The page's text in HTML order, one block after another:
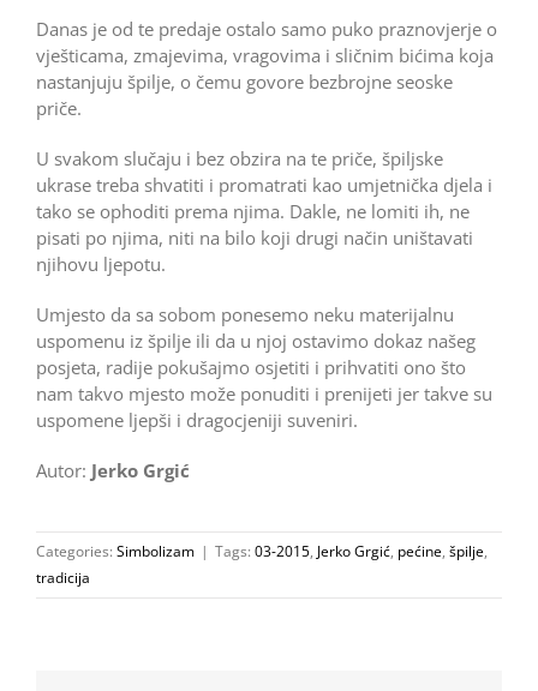
Danas je od te predaje ostalo samo puko praznovjerje o
vješticama, zmajevima, vragovima i sličnim bićima koja
nastanjuju špilje, o čemu govore bezbrojne seoske
priče.
U svakom slučaju i bez obzira na te priče, špiljske
ukrase treba shvatiti i promatrati kao umjetnička djela i
tako se ophoditi prema njima. Dakle, ne lomiti ih, ne
pisati po njima, niti na bilo koji drugi način uništavati
njihovu ljepotu.
Umjesto da sa sobom ponesemo neku materijalnu
uspomenu iz špilje ili da u njoj ostavimo dokaz našeg
posjeta, radije pokušajmo osjetiti i prihvatiti ono što
nam takvo mjesto može ponuditi i prenijeti jer takve su
uspomene ljepši i dragocjeniji suveniri.
Autor: Jerko Grgić
Categories: Simbolizam | Tags: 03-2015, Jerko Grgić, pećine, špilje,
tradicija